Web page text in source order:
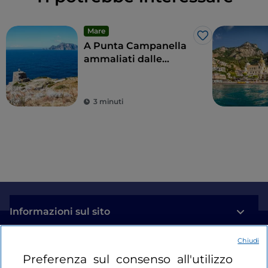
Mare
Like
A Punta Campanella
ammaliati dalle
3 minuti
Informazioni sul sito
Preferenza sul consenso all'utilizzo
Chiudi